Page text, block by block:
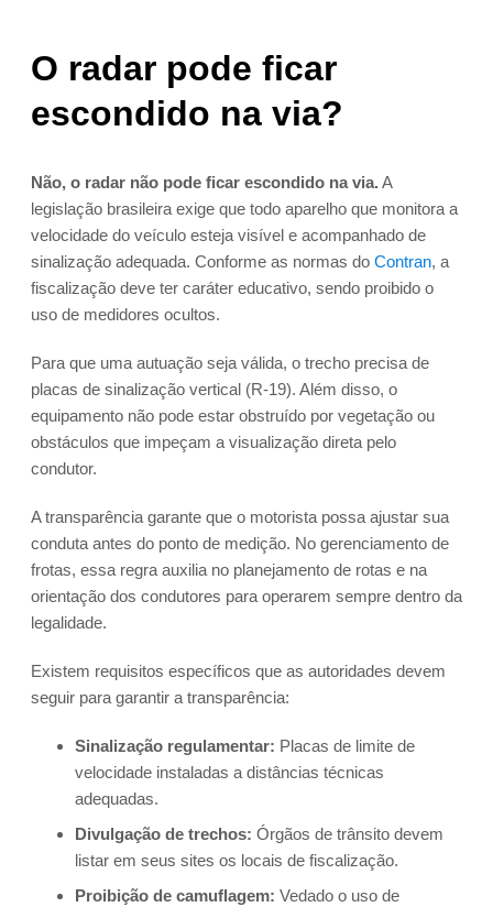
O radar pode ficar
escondido na via?
Não, o radar não pode ficar escondido na via. A
legislação brasileira exige que todo aparelho que monitora a
velocidade do veículo esteja visível e acompanhado de
sinalização adequada. Conforme as normas do Contran, a
fiscalização deve ter caráter educativo, sendo proibido o
uso de medidores ocultos.
Para que uma autuação seja válida, o trecho precisa de
placas de sinalização vertical (R-19). Além disso, o
equipamento não pode estar obstruído por vegetação ou
obstáculos que impeçam a visualização direta pelo
condutor.
A transparência garante que o motorista possa ajustar sua
conduta antes do ponto de medição. No gerenciamento de
frotas, essa regra auxilia no planejamento de rotas e na
orientação dos condutores para operarem sempre dentro da
legalidade.
Existem requisitos específicos que as autoridades devem
seguir para garantir a transparência:
Sinalização regulamentar: Placas de limite de
velocidade instaladas a distâncias técnicas
adequadas.
Divulgação de trechos: Órgãos de trânsito devem
listar em seus sites os locais de fiscalização.
Proibição de camuflagem: Vedado o uso de